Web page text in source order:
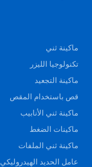
ماكينة ثني
تكنولوجيا الليزر
ماكينة التجعيد
قص باستخدام المقص
ماكينة ثني الأنابيب
ماكينات الضغط
ماكينة ثني الملفات
عامل الحديد الهيدروليكي